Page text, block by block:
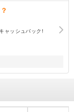
ャッシュバック!